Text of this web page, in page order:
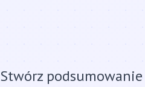
Stwórz podsumowanie